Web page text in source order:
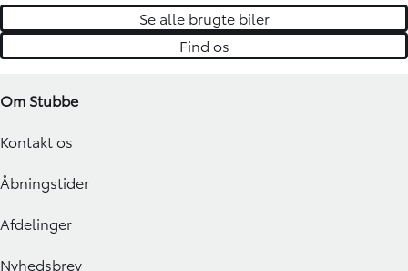
Se alle brugte biler
Find os
Om Stubbe
Kontakt os
Åbningstider
Afdelinger
Nyhedsbrev